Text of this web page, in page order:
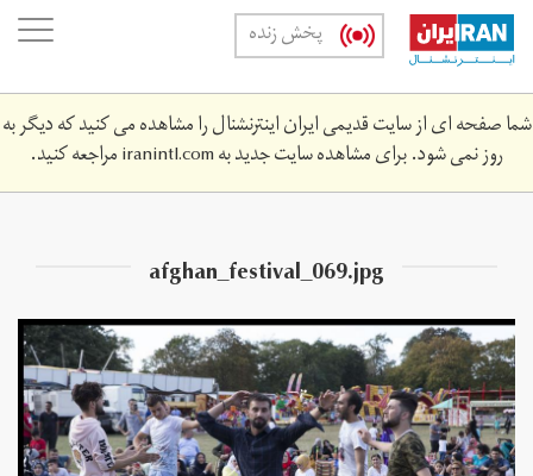
Skip
main
content
پخش زنده
شما صفحه ای از سایت قدیمی ایران اینترنشنال را مشاهده می کنید که دیگر به
روز نمی شود. برای مشاهده سایت جدید بهiranintl.comمراجعه کنید.
afghan_festival_069.jpg